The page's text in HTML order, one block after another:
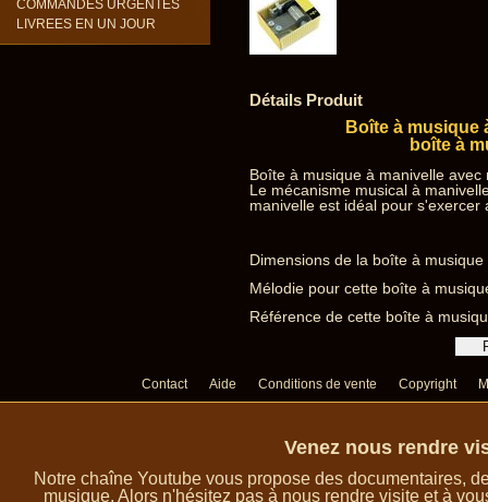
COMMANDES URGENTES
LIVREES EN UN JOUR
Détails Produit
Boîte à musique
boîte à
Boîte à musique à manivelle
Le mécanisme musical à
manivelle est idéal pour s'exercer
Dimensions de la boîte à
Mélodie pour cette boîte à
Référence de cette boîte à
Contact Aide Conditions de vente Copyright
Venez nous rendre
Notre chaîne Youtube vous propose des documentaires,
musique. Alors n'hésitez pas à nous rendre visite et à